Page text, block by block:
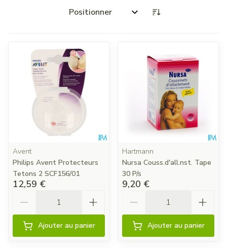
Trier par:
Avent
Philips Avent Protecteurs
Tetons 2 SCF156/01
12,59 €
Ajouter au panier
Hartmann
Nursa Couss.d'all.nst. Tape
30 P/s
9,20 €
Ajouter au panier